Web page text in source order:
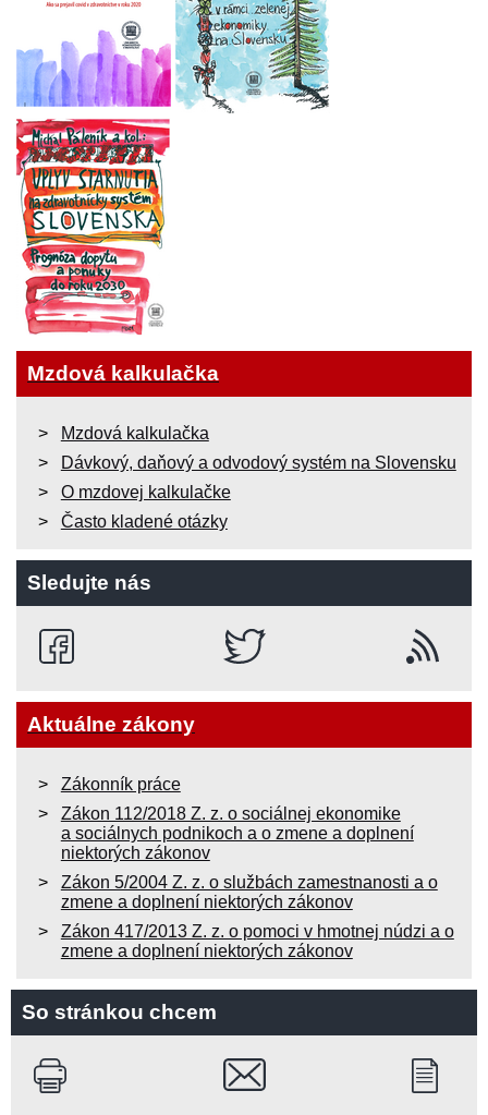
Mzdová kalkulačka
Mzdová kalkulačka
Dávkový, daňový a odvodový systém na Slovensku
O mzdovej kalkulačke
Často kladené otázky
Sledujte nás
Aktuálne zákony
Zákonník práce
Zákon 112/2018 Z. z. o sociálnej ekonomike
a sociálnych podnikoch a o zmene a doplnení
niektorých zákonov
Zákon 5/2004 Z. z. o službách zamestnanosti a o
zmene a doplnení niektorých zákonov
Zákon 417/2013 Z. z. o pomoci v hmotnej núdzi a o
zmene a doplnení niektorých zákonov
So stránkou chcem